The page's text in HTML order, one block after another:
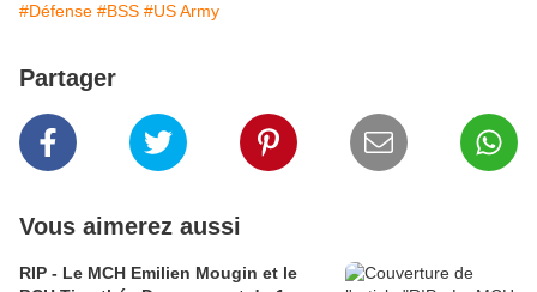
#Défense #BSS #US Army
Partager
Vous aimerez aussi
RIP - Le MCH Emilien Mougin et le